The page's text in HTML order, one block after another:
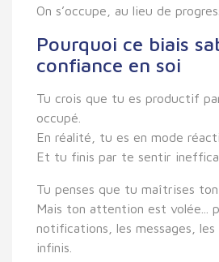
On s’occupe, au lieu de
Pourquoi ce biais
confiance en soi
Tu crois que tu es productif
occupé.
En réalité, tu es en mode
Et tu finis par te sentir
Tu penses que tu maîtrises ton
Mais ton attention est volée...
notifications, les messages,
infinis.